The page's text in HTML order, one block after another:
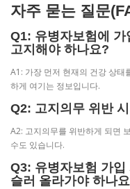
자주 묻는 질문
Q1: 유병자보험에 가
고지해야 하나요?
A1: 가장 먼저 현재의 건강 상태
하게 여기는 정보입니다.
Q2: 고지의무 위반
A2: 고지의무를 위반하게 되면
수도 있습니다.
Q3: 유병자보험 가입
슬러 올라가야 하나